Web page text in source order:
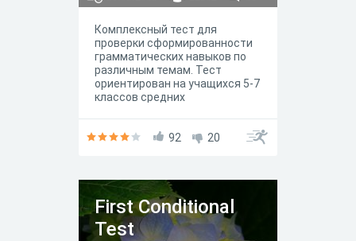
Комплексный тест для
проверки сформированности
грамматических навыков по
различным темам. Тест
ориентирован на учащихся 5-7
классов средних
92
20
First Conditional
Test